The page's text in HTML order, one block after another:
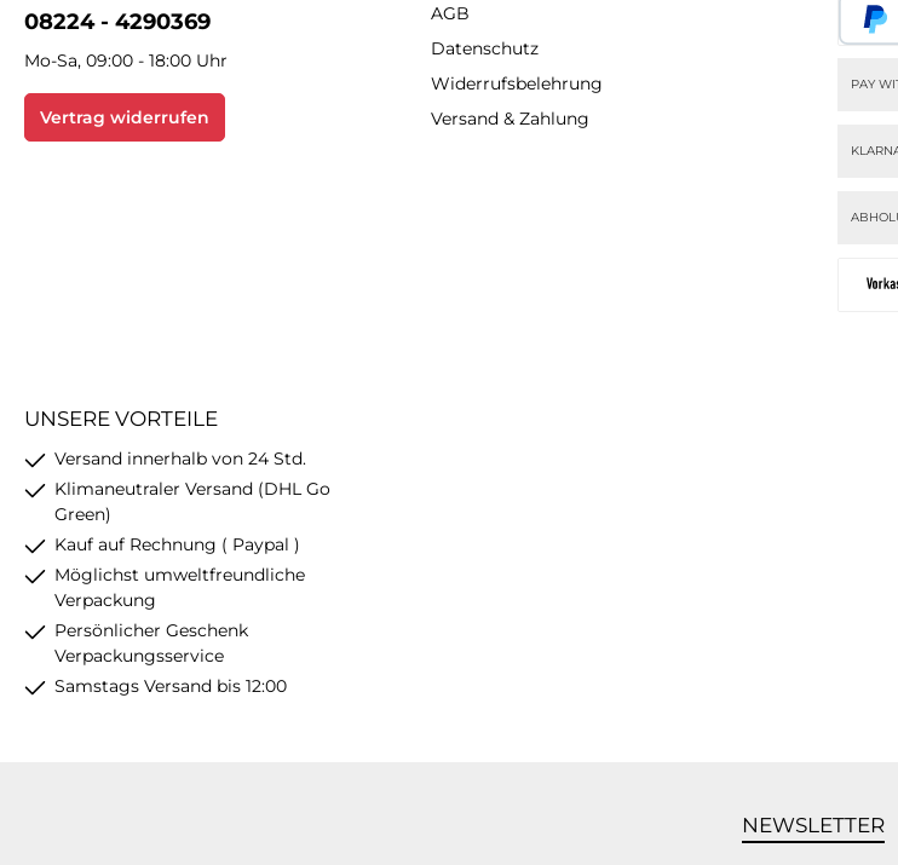
08224 - 4290369
Mo-Sa, 09:00 - 18:00 Uhr
Vertrag widerrufen
AGB
Datenschutz
Widerrufsbelehrung
Versand & Zahlung
PAY
UNSERE VORTEILE
Versand innerhalb von 24 Std.
Klimaneutraler Versand (DHL Go
Green)
Kauf auf Rechnung ( Paypal )
Möglichst umweltfreundliche
Verpackung
Persönlicher Geschenk
Verpackungsservice
Samstags Versand bis 12:00
NEWSLETTER